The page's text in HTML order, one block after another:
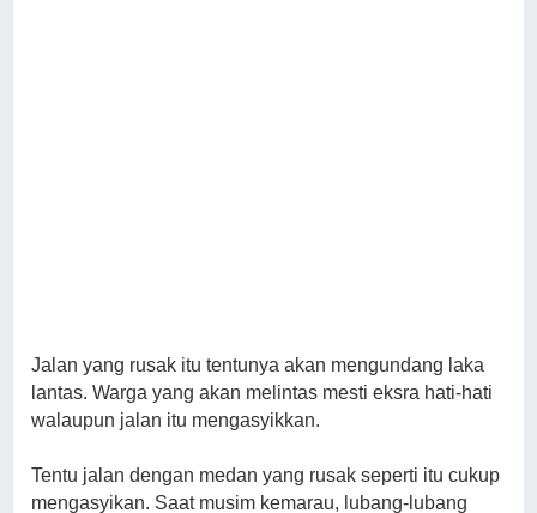
Jalan yang rusak itu tentunya akan mengundang laka
lantas. Warga yang akan melintas mesti eksra hati-hati
walaupun jalan itu mengasyikkan.
Tentu jalan dengan medan yang rusak seperti itu cukup
mengasyikan. Saat musim kemarau, lubang-lubang